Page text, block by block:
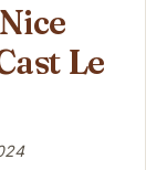
Le